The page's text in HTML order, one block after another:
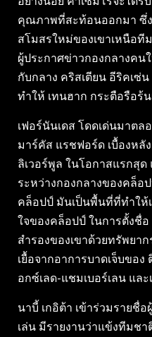
คุณภาพที่สะท้อนออกมา ซึ่
สโมสรใหม่ของเขาเหนือที
ผู้ประกาศข่าวกองกลางคน
กับกลาง คริสเตียน อีริคเซ่
ทำให้ เทนฮาก กระตือรือร้
เฟอร์นันเดส โดดเด่นมาต
มาร์คัส แรชฟอร์ด เบื้องห
ลิเวอร์พูล ในโอกาสแรกสุ
ระหว่างกองกลางของคล็อ
คล็อปป์ มันเป็นพื้นที่ที่ทำให้
ใจของคล็อปป์ ในการตั้งชื่
สำรองของเขาด้วยทรัพยา
เยื้อจากอาการบาดเจ็บขอ
อกซ์เลด-แชมเบอร์เลน แล
นาบี้ เกอิต้า เข้าร่วมรายชื่
เล่น มีรายงานว่าแข้งทีมช